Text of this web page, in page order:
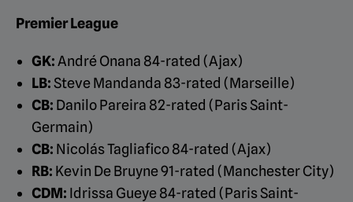
Premier League
GK:André Onana 84-rated (Ajax)
LB:Steve Mandanda 83-rated (Marseille)
CB: Danilo Pareira 82-rated (Paris Saint-
Germain)
CB: Nicolás Tagliafico 84-rated (Ajax)
RB: Kevin De Bruyne 91-rated (Manchester City)
CDM: Idrissa Gueye 84-rated (Paris Saint-